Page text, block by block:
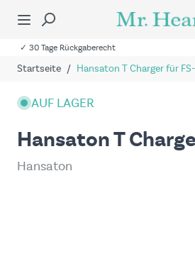
✓ 30 Tage Rückgaberecht
Startseite / Hansaton T Charger für
Hansaton T
Hansaton
AUF LAGER